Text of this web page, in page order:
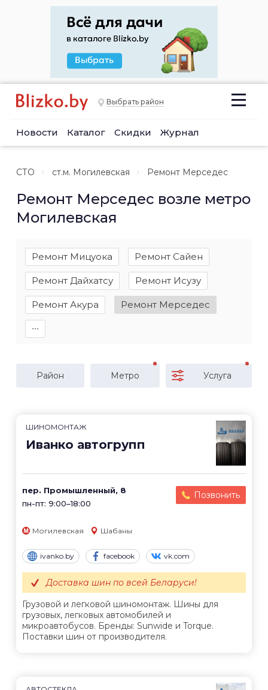
Выбрать район
Новости Каталог Скидки Журнал
СТО ст.м. Могилевская Ремонт Мерседес
Ремонт Мерседес возле метро
Могилевская
Ремонт Мицуока Ремонт Сайен
Ремонт Дайхатсу Ремонт Исузу
Ремонт Акура Ремонт Мерседес
∙∙∙
Район Метро Услуга
ШИНОМОНТАЖ
Иванко автогрупп
пер. Промышленный, 8
пн-пт: 9:00–18:00
Позвонить
Могилевская Шабаны
ivanko.by facebook vk.com
Грузовой и легковой шиномонтаж. Шины для
грузовых, легковых автомобилей и
микроавтобусов. Бренды: Sunwide и Torque.
Поставки шин от производителя.
Доставка шин по всей Беларуси!